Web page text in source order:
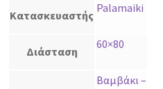
Κατασκευαστής
Palamaiki
Διάσταση
60×80
Βαμβάκι –